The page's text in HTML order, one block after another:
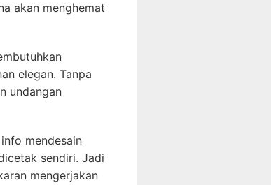
akan menghemat
elegan. Tanpa
undangan
mendesain
sendiri. Jadi
mengerjakan